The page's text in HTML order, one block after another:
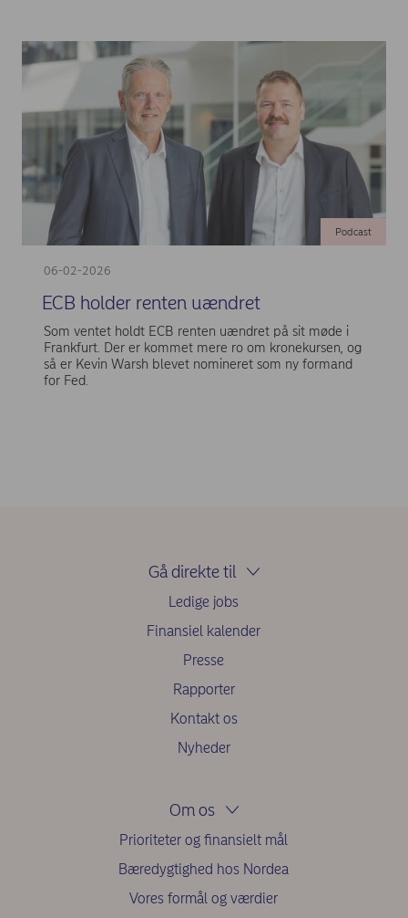
06-02-2026
Podcast
ECB holder renten uændret
Som ventet holdt ECB renten uændret på sit møde i
Frankfurt. Der er kommet mere ro om kronekursen, og
så er Kevin Warsh blevet nomineret som ny formand
for Fed.
Gå direkte til
Ledige jobs
Finansiel kalender
Presse
Rapporter
Kontakt os
Nyheder
Om os
Prioriteter og finansielt mål
Bæredygtighed hos Nordea
Vores formål og værdier